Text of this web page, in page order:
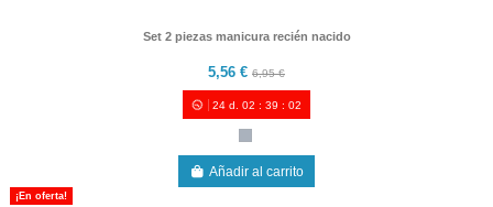
Set 2 piezas manicura recién nacido
5,56 € 6,95 €
24 d. 02 :39 :00
Añadir al carrito
¡En oferta!